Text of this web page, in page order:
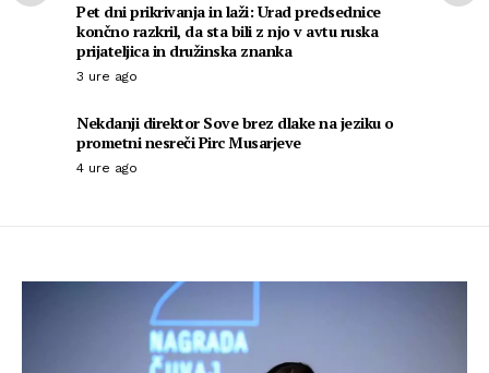
Pet dni prikrivanja in laži: Urad predsednice
končno razkril, da sta bili z njo v avtu ruska
prijateljica in družinska znanka
3 ure ago
Nekdanji direktor Sove brez dlake na jeziku o
prometni nesreči Pirc Musarjeve
4 ure ago